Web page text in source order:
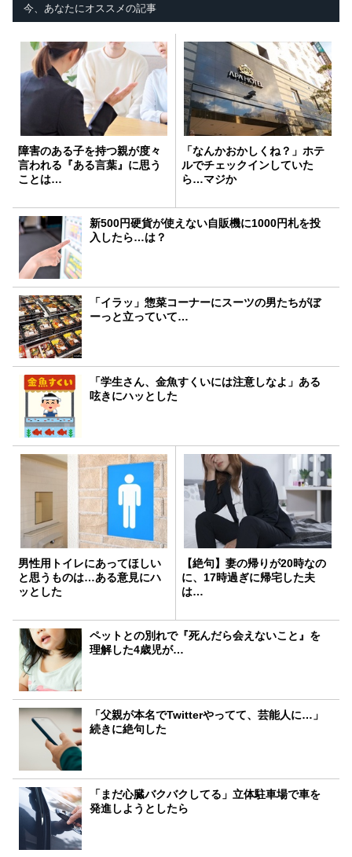
今、あなたにオススメの記事
障害のある子を持つ親が度々
言われる『ある言葉』に思う
ことは…
「なんかおかしくね？」ホテ
ルでチェックインしていた
ら…マジか
新500円硬貨が使えない自販機に1000円札を投
入したら…は？
「イラッ」惣菜コーナーにスーツの男たちがぼ
ーっと立っていて…
「学生さん、金魚すくいには注意しなよ」ある
呟きにハッとした
男性用トイレにあってほしい
と思うものは…ある意見にハ
ッとした
【絶句】妻の帰りが20時なの
に、17時過ぎに帰宅した夫
は…
ペットとの別れで『死んだら会えないこと』を
理解した4歳児が…
「父親が本名でTwitterやってて、芸能人に…」
続きに絶句した
「まだ心臓バクバクしてる」立体駐車場で車を
発進しようとしたら